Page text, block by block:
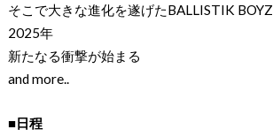
そこで大きな進化を遂げたBALLISTIK BOYZ
2025年
新たなる衝撃が始まる
and more..
■日程